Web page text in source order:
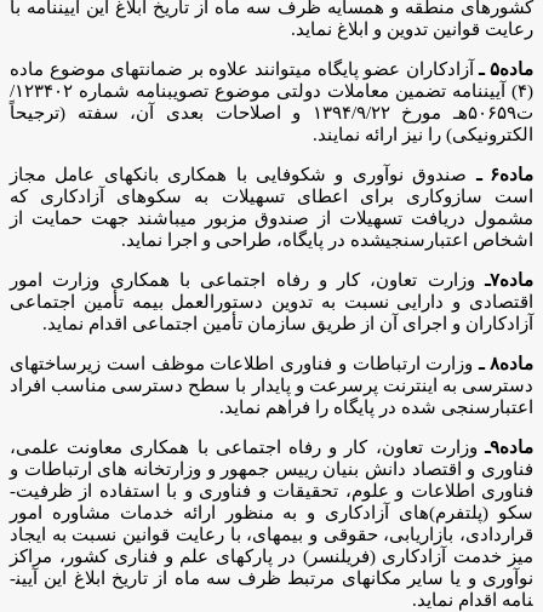
کشورهای منطقه و همسایه ظرف سه ماه از تاریخ ابلاغ این آیین­نامه با
رعایت قوانین تدوین و ابلاغ نماید.
ماده۵ ـ
آزادکاران عضو پایگاه می­توانند علاوه بر ضمانت­های موضوع ماده
(۴) آیین­نامه تضمین معاملات دولتی موضوع تصویب­نامه شماره ۱۲۳۴۰۲/
ت۵۰۶۵۹هـ مورخ ۱۳۹۴/۹/۲۲ و اصلاحات بعدی آن، سفته (ترجیحاً
الکترونیکی) را نیز ارائه نمایند.
ماده۶ ـ
صندوق نوآوری و شکوفایی با همکاری بانک­های عامل مجاز
است سازوکاری برای اعطای تسهیلات به سکوهای آزادکاری که
مشمول دریافت تسهیلات از صندوق مزبور می­باشند جهت حمایت از
اشخاص اعتبارسنجی­شده در پایگاه­، طراحی و اجرا نماید.
ماده۷ـ
وزارت تعاون، کار و رفاه اجتماعی با همکاری وزارت امور
اقتصادی و دارایی نسبت به تدوین دستورالعمل بیمه تأمین اجتماعی
آزادکاران و اجرای آن از طریق سازمان تأمین اجتماعی اقدام نماید.
ماده۸ ـ
وزارت ارتباطات و فناوری اطلاعات موظف است زیرساخت­های
دسترسی به اینترنت پرسرعت و پایدار با سطح دسترسی مناسب افراد
اعتبارسنجی شده در پایگاه را فراهم نماید.
ماده۹ـ
وزارت تعاون، کار و رفاه اجتماعی با همکاری معاونت علمی،
فناوری و اقتصاد دانش بنیان رییس جمهور و وزارتخانه های ارتباطات و
فناوری اطلاعات و علوم، تحقیقات و فناوری و با استفاده از ظرفیت­
سکو (پلتفرم­)های آزادکاری و به منظور ارائه خدمات مشاوره امور
قراردادی، بازاریابی، حقوقی و بیمه­ای، با رعایت قوانین نسبت به ایجاد
میز خدمت آزادکاری (فری­لنسر) در پارک­های علم و فناری کشور، مراکز
نوآوری و یا سایر مکان­های مرتبط ظرف سه ماه از تاریخ ابلاغ این آیین­
نامه اقدام نماید.